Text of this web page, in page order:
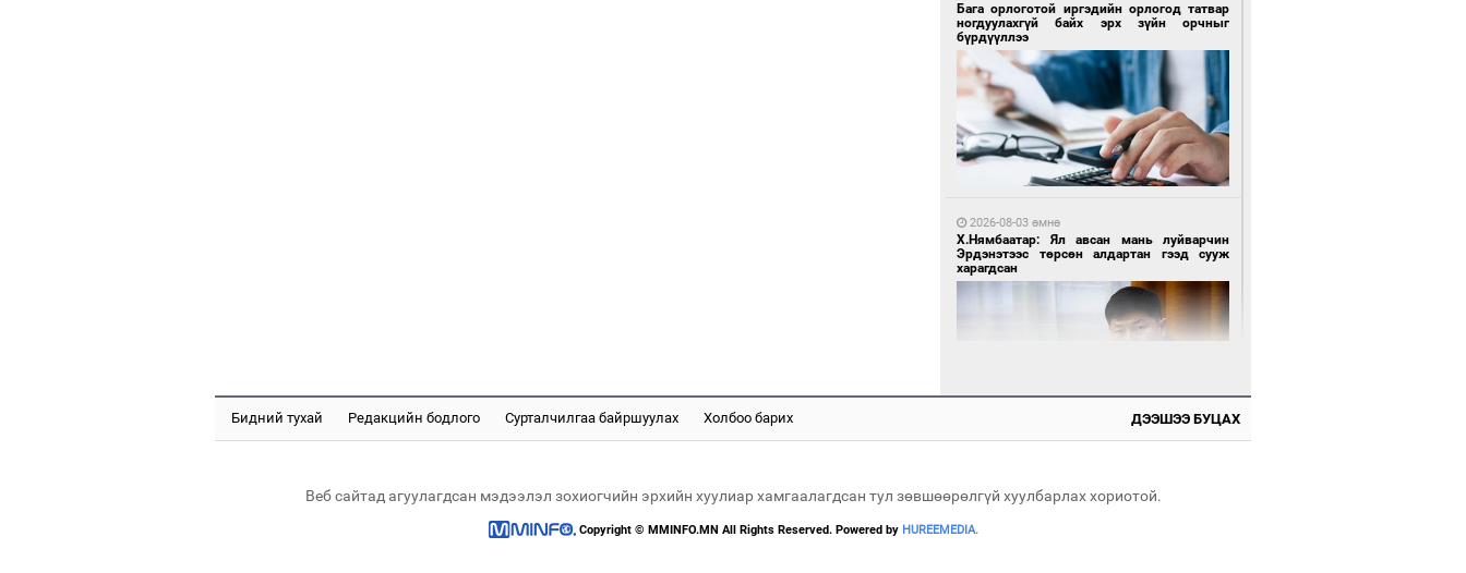
13 цагийн өмнө өмнө
Бороо орохгүй, өдөртөө 28-30 хэм дулаан
байна
Бага орлоготой иргэдийн орлогод татвар
ногдуулахгүй байх эрх зүйн орчныг
бүрдүүллээ
2026-08-03 өмнө
Х.Нямбаатар: Ял авсан мань луйварчин
Эрдэнэтээс төрсөн алдартан гээд сууж
харагдсан
Бидний тухай Редакцийн бодлого Сурталчилгаа байршуулах Холбоо барих ДЭЭШЭЭ БУЦАХ
Веб сайтад агуулагдсан мэдээлэл зохиогчийн эрхийн хуулиар хамгаалагдсан тул зөвшөөрөлгүй хуулбарлах хориотой.
Copyright © MMINFO.MN All Rights Reserved. Powered by HUREEMEDIA.